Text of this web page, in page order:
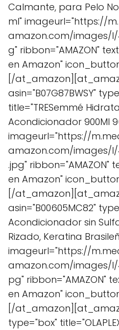
Calmante, para Pelo
ml" imageurl="https://
amazon.com/images/I/
g" ribbon="AMAZON"
en Amazon"
[/
asin="B07G87BWSY"
title="TRESemmé
Acondicionador 900Ml
imageurl="https://
amazon.com/images/I/
.jpg"
en Amazon"
[/
asin="B00605MC82"
Acondicionador sin
Rizado, Keratina
imageurl="https://
amazon.com/images/I/
pg" ribbon="AMAZON"
en Amazon"
[/
type="box"